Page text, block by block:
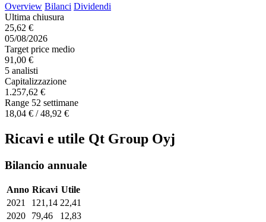
Overview Bilanci Dividendi
Ultima chiusura
25,62 €
05/08/2026
Target price medio
91,00 €
5 analisti
Capitalizzazione
1.257,62 €
Range 52 settimane
18,04 € / 48,92 €
Ricavi e utile Qt Group Oyj
Bilancio annuale
Anno Ricavi Utile
2021
121,14 22,41
2020
79,46
12,83